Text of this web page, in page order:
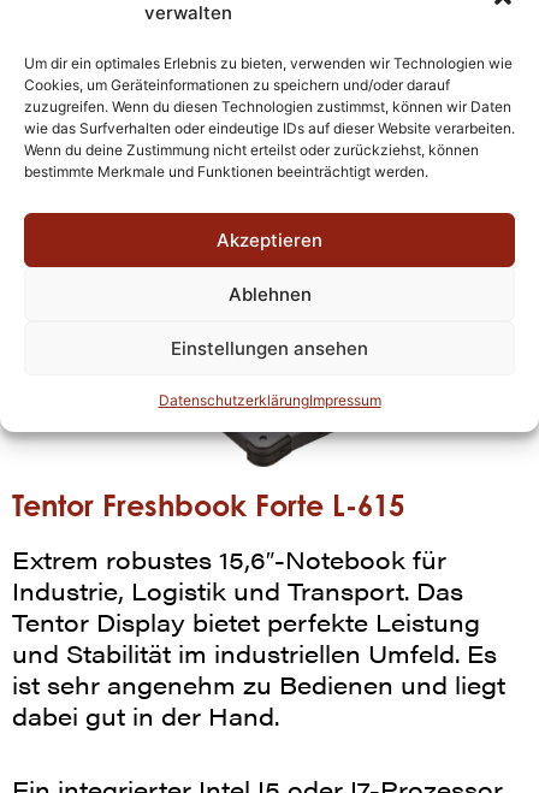
verwalten
Um dir ein optimales Erlebnis zu bieten, verwenden wir Technologien wie
Cookies, um Geräteinformationen zu speichern und/oder darauf
zuzugreifen. Wenn du diesen Technologien zustimmst, können wir Daten
wie das Surfverhalten oder eindeutige IDs auf dieser Website verarbeiten.
Wenn du deine Zustimmung nicht erteilst oder zurückziehst, können
bestimmte Merkmale und Funktionen beeinträchtigt werden.
Akzeptieren
Ablehnen
Einstellungen ansehen
DatenschutzerklärungImpressum
Tentor Freshbook Forte L-615
Extrem robustes 15,6″-Notebook für
Industrie, Logistik und Transport. Das
Tentor Display bietet perfekte Leistung
und Stabilität im industriellen Umfeld. Es
ist sehr angenehm zu Bedienen und liegt
dabei gut in der Hand.